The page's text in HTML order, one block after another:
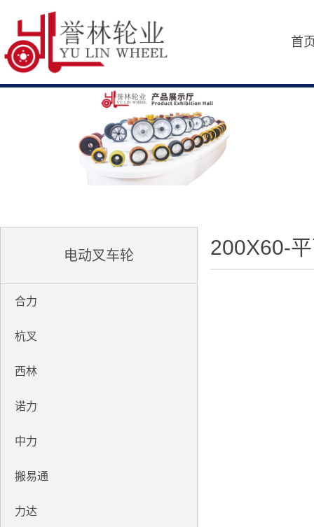
首
电动叉车轮
合力
杭叉
西林
诺力
中力
搬易通
力达
200X60-